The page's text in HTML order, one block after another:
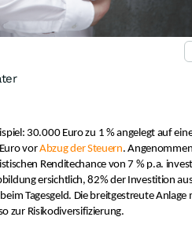
30.000 Euro zu 1 % angelegt auf
vorAbzug der Steuern.
Renditechance von 7 % p.a.
ersichtlich, 82% der Investition
Tagesgeld. Die breitgestreute Anlage
zur Risikodiversifizierung.